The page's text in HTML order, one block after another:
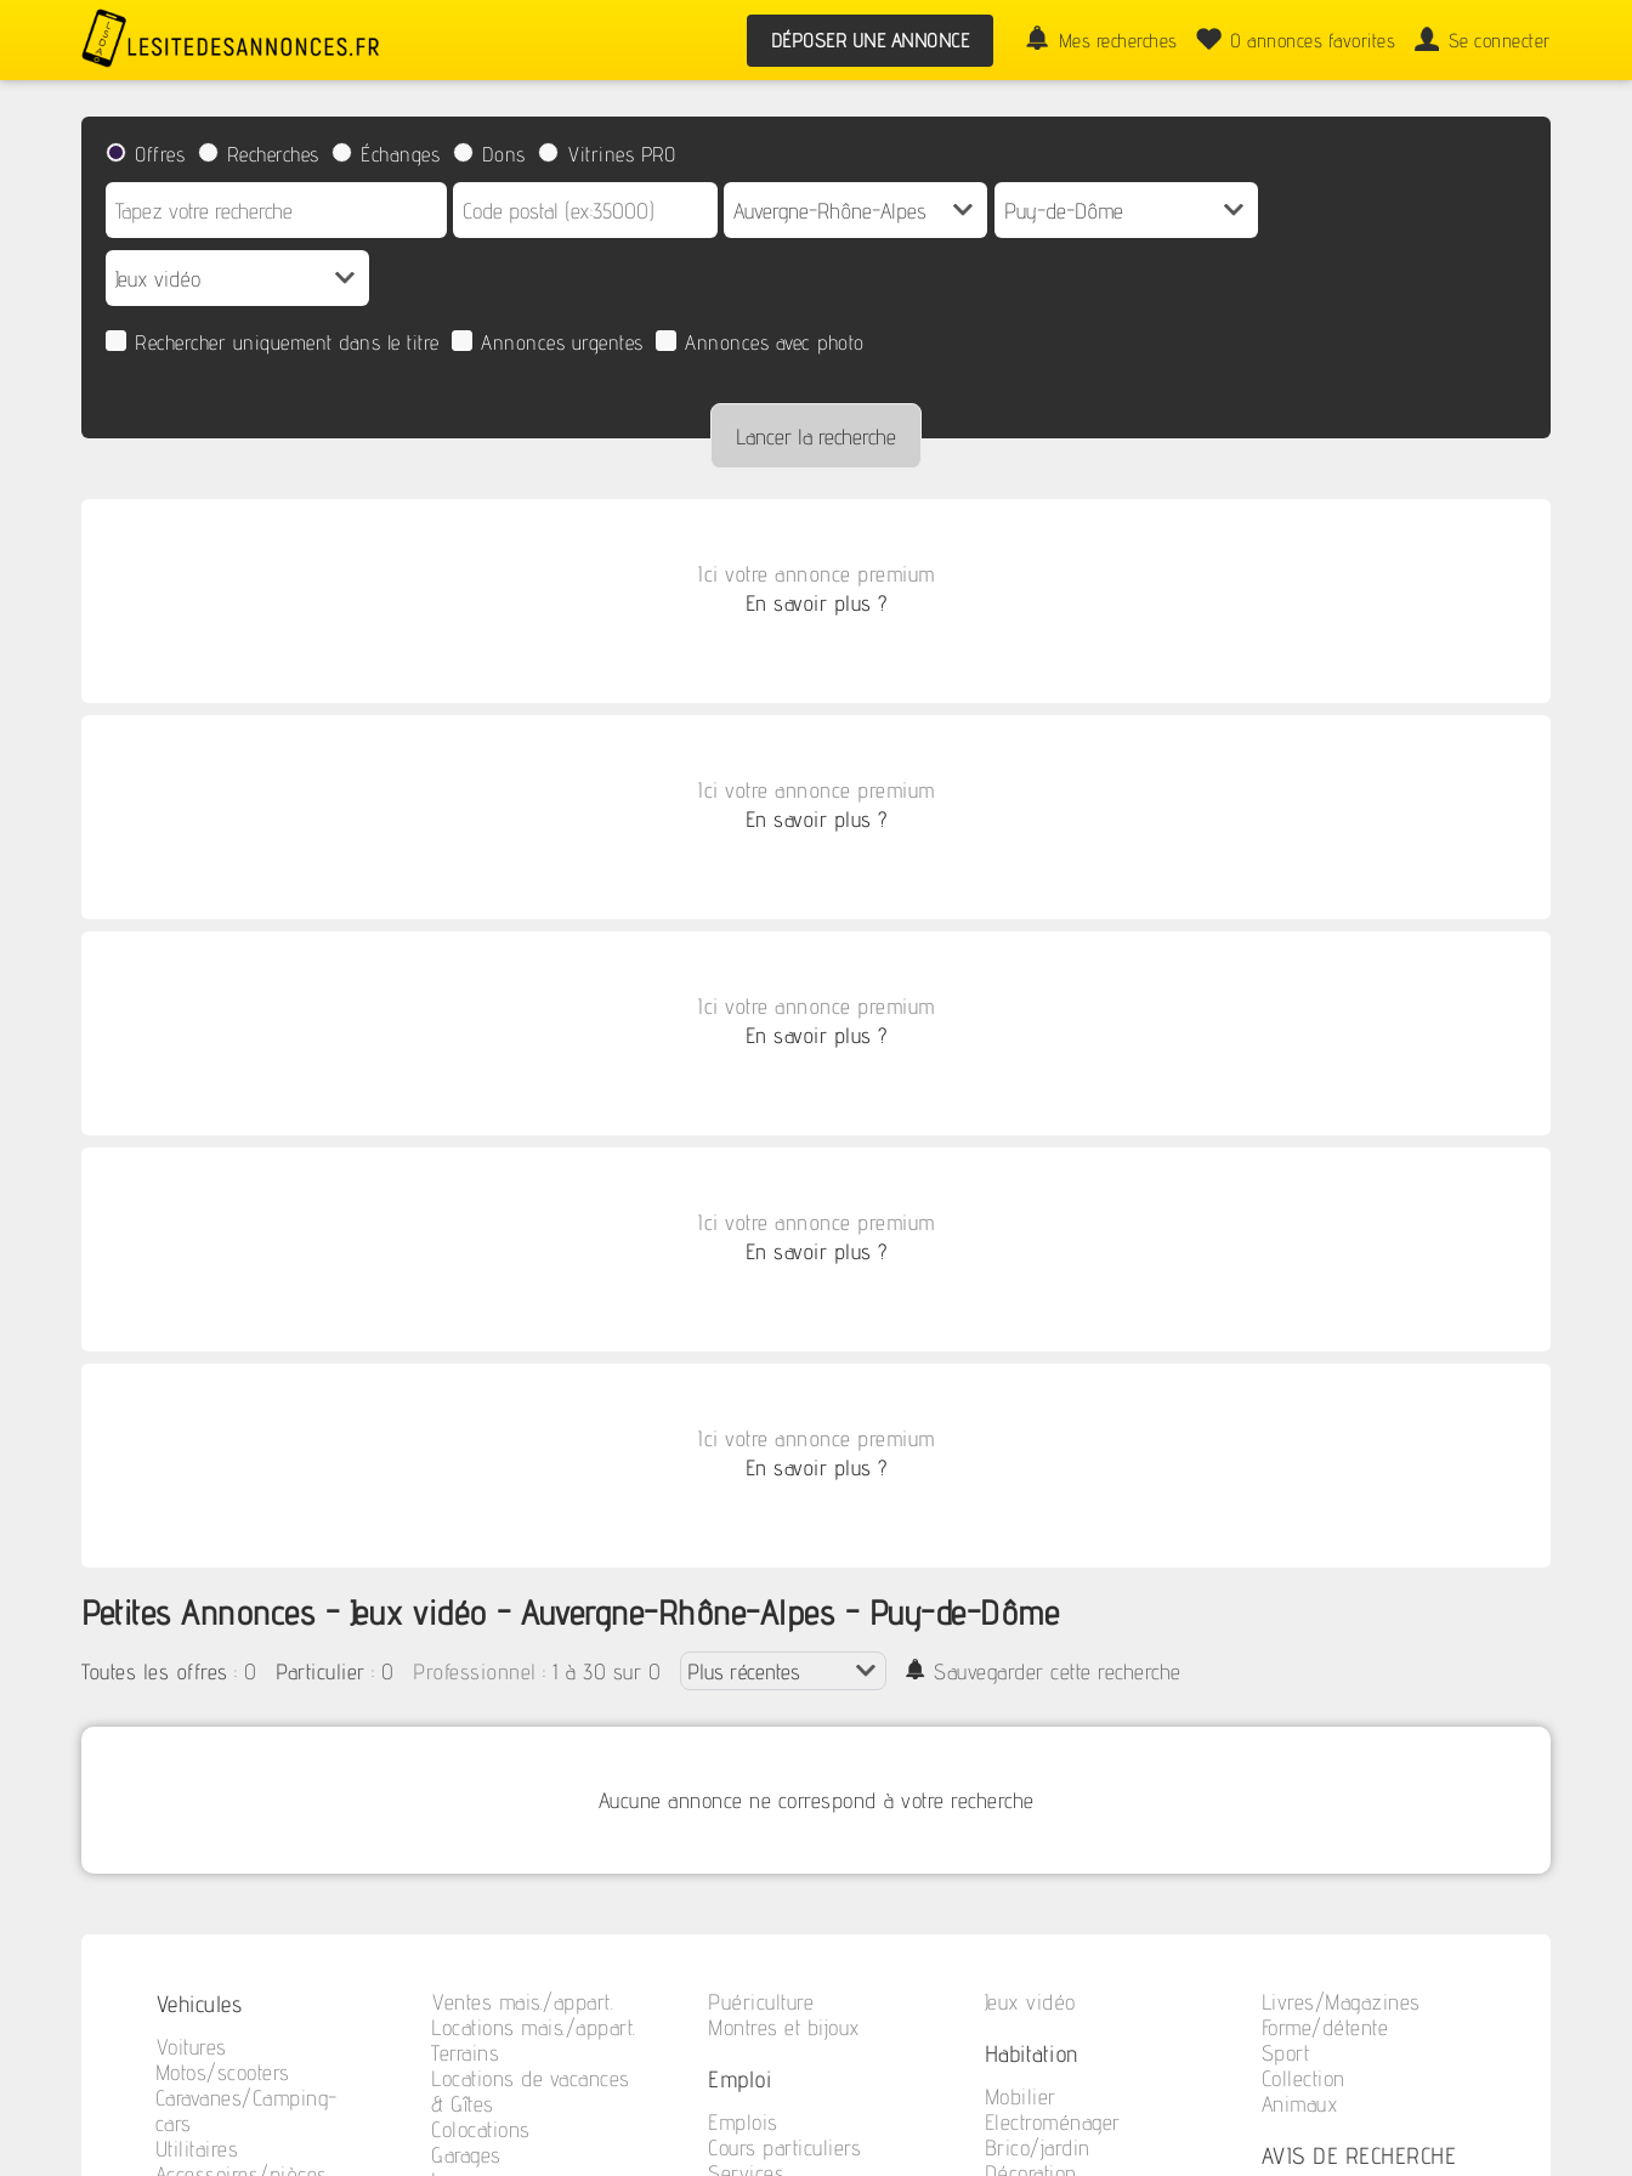
DÉPOSER UNE ANNONCE Mes recherches 0 annonces favorites Se connecter
Offres Recherches Échanges Dons Vitrines PRO
Rechercher uniquement dans le titre Annonces urgentes Annonces avec photo
Ici votre annonce premium
En savoir plus ?
Ici votre annonce premium
En savoir plus ?
Ici votre annonce premium
En savoir plus ?
Ici votre annonce premium
En savoir plus ?
Ici votre annonce premium
En savoir plus ?
Petites Annonces - Jeux vidéo - Auvergne-Rhône-Alpes - Puy-de-Dôme
Toutes les offres : 0 Particulier : 0 Professionnel : 1 à 30 sur 0 Sauvegarder cette recherche
Aucune annonce ne correspond à votre recherche
Vehicules
Voitures
Motos/scooters
Caravanes/Camping-
cars
Utilitaires
Ventes mais./appart.
Locations mais./appart.
Terrains
Locations de vacances
& Gîtes
Colocations
Garages
Puériculture
Montres et bijoux
Emploi
Emplois
Cours particuliers
Jeux vidéo
Habitation
Mobilier
Electroménager
Brico/jardin
Livres/Magazines
Forme/détente
Sport
Collection
Animaux
AVIS DE RECHERCHE